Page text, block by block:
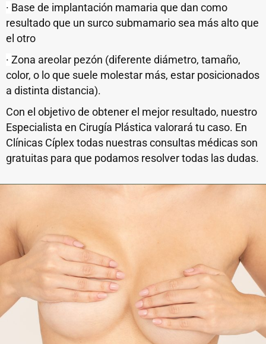
· Base de implantación mamaria que dan como
resultado que un surco submamario sea más alto que
el otro
· Zona areolar pezón (diferente diámetro, tamaño,
color, o lo que suele molestar más, estar posicionados
a distinta distancia).
Con el objetivo de obtener el mejor resultado, nuestro
Especialista en Cirugía Plástica valorará tu caso. En
Clínicas Cíplex todas nuestras consultas médicas son
gratuitas para que podamos resolver todas las dudas.